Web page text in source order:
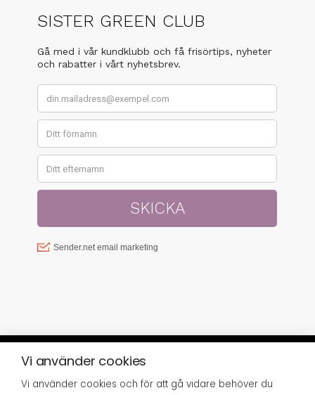
© SISTER GREEN 2023 | FRISÖRGÅRDEN
Vi använder cookies
Vi använder cookies och för att gå vidare behöver du